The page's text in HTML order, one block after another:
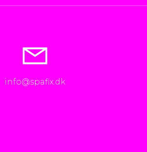
info@spafix.dk